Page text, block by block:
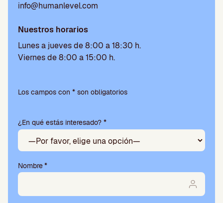
info@humanlevel.com
Nuestros horarios
Lunes a jueves de 8:00 a 18:30 h.
Viernes de 8:00 a 15:00 h.
favor,
campo
vacío.
Los campos con * son obligatorios
¿En qué estás interesado? *
Nombre*